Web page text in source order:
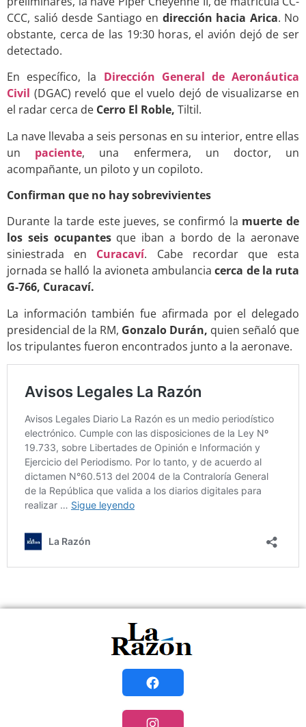
CCC, salió desde Santiago en dirección hacia Arica. No
obstante, cerca de las 19:30 horas, el avión dejó de ser
detectado.
En específico, la Dirección General de Aeronáutica
Civil (DGAC) reveló que el vuelo dejó de visualizarse en
el radar cerca de Cerro El Roble, Tiltil.
La nave llevaba a seis personas en su interior, entre ellas
un paciente, una enfermera, un doctor, un
acompañante, un piloto y un copiloto.
Confirman que no hay sobrevivientes
Durante la tarde este jueves, se confirmó la muerte de
los seis ocupantesque iban a bordo de la aeronave
siniestrada en Curacaví. Cabe recordar que esta
jornada se halló la avioneta ambulanciacerca de la ruta
G-766, Curacaví.
La información también fue afirmada por el delegado
presidencial de la RM, Gonzalo Durán, quien señaló que
los tripulantes fueron encontrados junto a la aeronave.